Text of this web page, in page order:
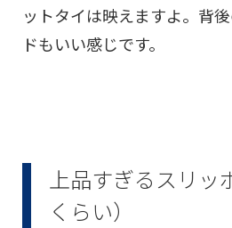
ットタイは映えますよ。背
ドもいい感じです。
上品すぎるスリッ
くらい）